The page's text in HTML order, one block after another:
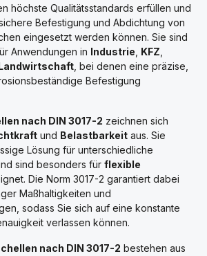
höchste Qualitätsstandards erfüllen und
Befestigung und Abdichtung von
eingesetzt werden können. Sie sind
Anwendungen in Industrie KFZ
, bei denen eine präzise,
Befestigung
nach DIN 3017-2 zeichnen sich
und Belastbarkeit aus. Sie
Lösung für unterschiedliche
sind besonders für flexible
Die Norm 3017-2 garantiert dabei
Maßhaltigkeiten und
sodass Sie sich auf eine konstante
verlassen können.
nach DIN 3017-2 bestehen aus